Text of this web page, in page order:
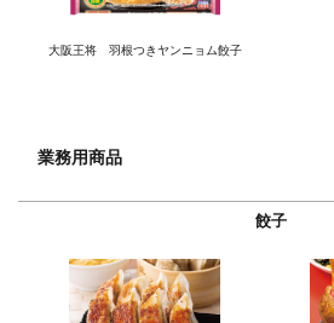
大阪王将 羽根つきヤンニョム餃子
業務用商品
餃子